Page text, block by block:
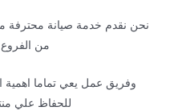
نحن نقدم خدمة صيانة محترفة
من
وفريق عمل يعي تماما اهمية
للحفاظ علي